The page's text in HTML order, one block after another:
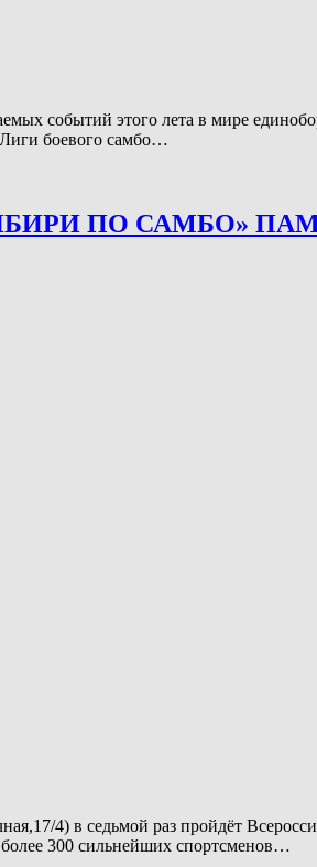
событий этого лета в мире
боевого самбо…
ПО САМБО»
4) в седьмой раз пройдёт
300 сильнейших спортсменов…